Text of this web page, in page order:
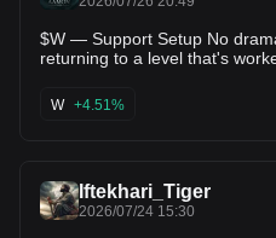
$W — Support Setup No drama on $W — just price
returning to a level that's worked before.
directional read • Score: 63.0/100 Levels: •
$0.00910000 • TP1:
W +4.51%
Iftekhari_Tiger
2026/07/24 15:30